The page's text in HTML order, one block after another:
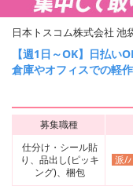
日本トスコム株式会社 池
【週1日～OK】日払い
倉庫やオフィスでの軽
募集職種
仕分け・シール貼
り、品出し(ピッキ
ング)、梱包
派/